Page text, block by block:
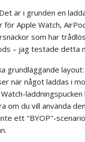
är i grunden en
för Apple Watch,
som har
– jag testade detta
grundläggande
när något laddas i
om du vill använda
ett "BYOP"-